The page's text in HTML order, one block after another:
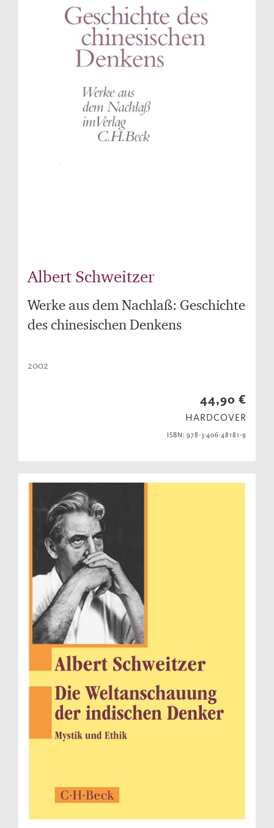
Albert Schweitzer
Werke aus dem Nachlaß: Geschichte
des chinesischen Denkens
2002
44,90 €
HARDCOVER
ISBN: 978-3-406-48181-9